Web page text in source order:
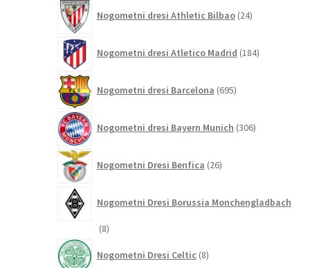
Nogometni dresi Athletic Bilbao 24izdelkov
Nogometni dresi Atletico Madrid 184izdelkov
Nogometni dresi Barcelona 695izdelkov
Nogometni dresi Bayern Munich 306izdelkov
Nogometni Dresi Benfica 26izdelkov
Nogometni Dresi Borussia Monchengladbach
88
Nogometni Dresi Celtic 8izdelkov